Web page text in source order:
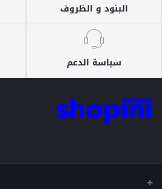
البنود و الظروف
سياسة الدعم